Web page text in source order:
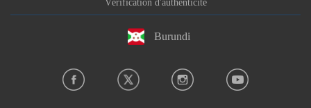
Vérification d'authenticité
Burundi